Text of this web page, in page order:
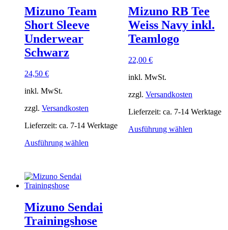
Mizuno Team
Short Sleeve
Underwear
Schwarz
24,50 €
inkl. MwSt.
zzgl. Versandkosten
Lieferzeit: ca. 7-14 Werktage
Ausführung wählen
Optionen
können
auf
Mizuno RB Tee
Weiss Navy inkl.
Teamlogo
22,00 €
inkl. MwSt.
zzgl. Versandkosten
Lieferzeit: ca. 7-14 Werktage
Ausführung wählenDieses
Mizuno Sendai
Trainingshose